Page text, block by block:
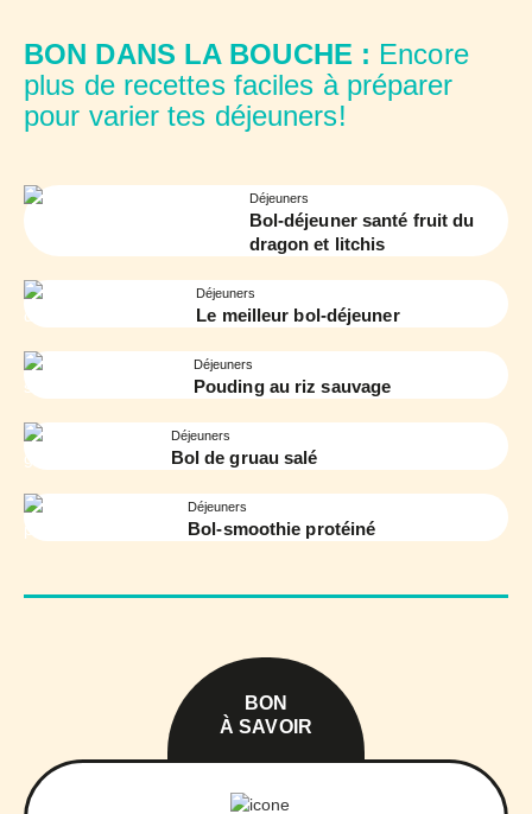
BON DANS LA BOUCHE : Encore
plus de recettes faciles à préparer
pour varier tes déjeuners!
Déjeuners
Bol-déjeuner santé fruit du
dragon et litchis
Déjeuners
Le meilleur bol-déjeuner
Déjeuners
Pouding au riz sauvage
Déjeuners
Bol de gruau salé
Déjeuners
Bol-smoothie protéiné
BON
À SAVOIR